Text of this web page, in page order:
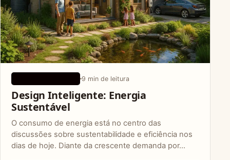
9 min de leitura
Design Inteligente: Energia
Sustentável
O consumo de energia está no centro das
discussões sobre sustentabilidade e eficiência nos
dias de hoje. Diante da crescente demanda por…